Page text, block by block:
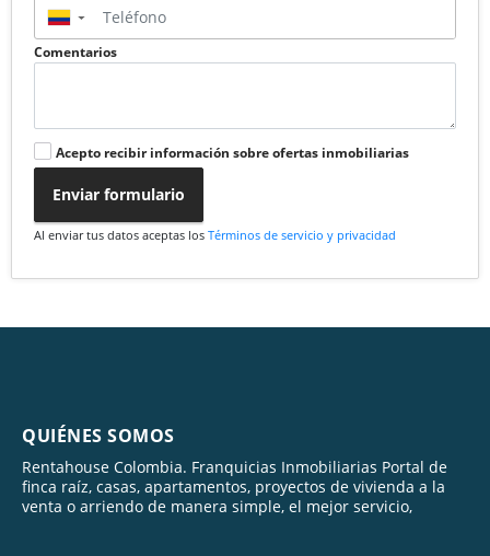
▼
Comentarios
Acepto recibir información sobre ofertas inmobiliarias
Enviar formulario
Al enviar tus datos aceptas los Términos de servicio y privacidad
QUIÉNES SOMOS
Rentahouse Colombia. Franquicias Inmobiliarias Portal de
finca raíz, casas, apartamentos, proyectos de vivienda a la
venta o arriendo de manera simple, el mejor servicio,